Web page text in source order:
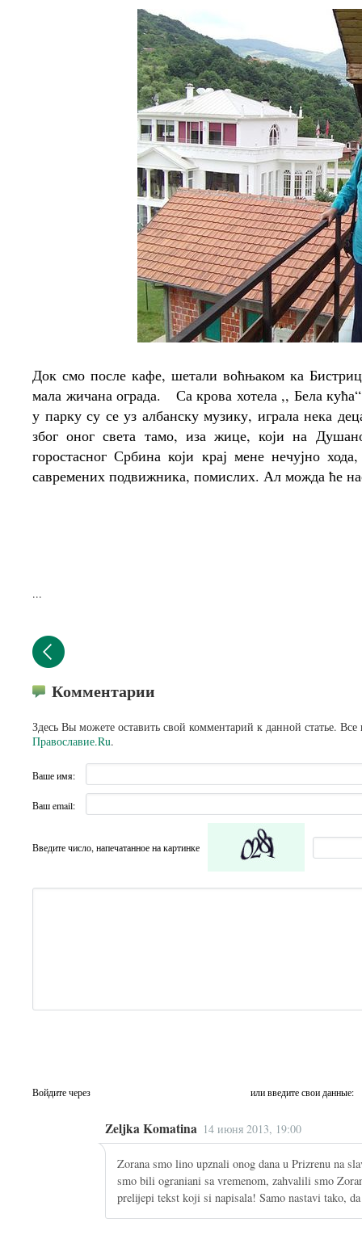
Док смо после кафе, шетали воћњаком ка
мала жичана ограда. Са крова хотела ,, Бела
у парку су се уз албанску музику, играла нека
због оног света тамо, иза жице, који на
горостасног Србина који крај мене нечујно
савремених подвижника, помислих. Ал можда ће
...
Комментарии
Здесь Вы можете оставить свой комментарий к данной статье.
Православие.Ru.
Ваше имя:
Ваш email:
Введите число, напечатанное на картинке
Войдите через или введите свои данные:
Zeljka Komatina 14 июня 2013, 19:00
Zorana smo lino upznali onog dana u Prizrenu na
smo bili ograniani sa vremenom, zahvalili smo
prelijepi tekst koji si napisala! Samo nastavi tako,